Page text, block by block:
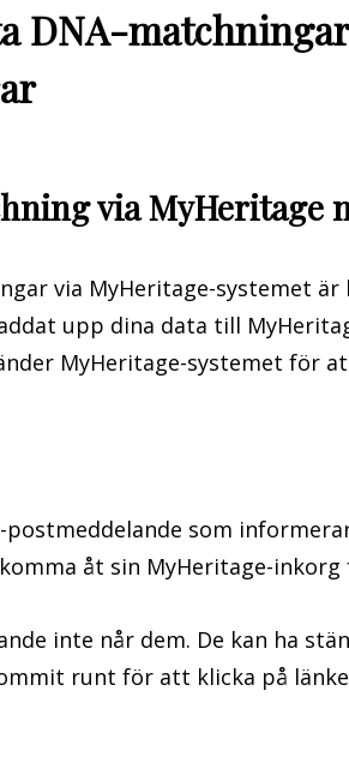
DNA-
via MyHeritage
via MyHeritage-systemet
upp dina data till
MyHeritage-systemet för
postmeddelande som
åt sin MyHeritage-
inte når dem. De kan ha
runt för att klicka på